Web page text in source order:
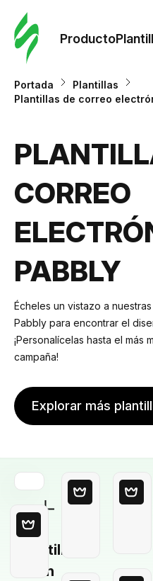
Producto
Portada
Plantillas
Plantillas de correo
CORREO
PABBLY
Écheles un vistazo a
Pabbly para encontrar el
¡Personalícelas hasta el más
campaña!
Explorar más
Plantilla
en